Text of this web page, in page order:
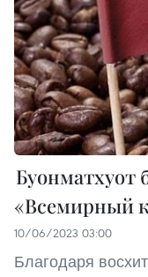
Буонматхуот
«Всемирный
10/06/2023 03:00
Благодаря